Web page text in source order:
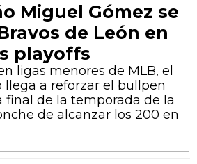
Miguel Gómez se
de León en
playoffs
ligas menores de MLB, el
llega a reforzar el bullpen
final de la temporada de la
de alcanzar los 200 en